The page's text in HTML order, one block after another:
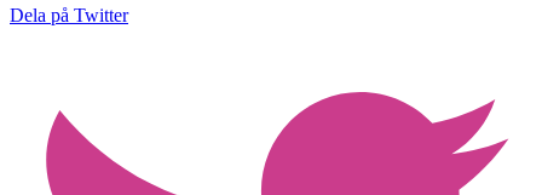
Dela på Twitter